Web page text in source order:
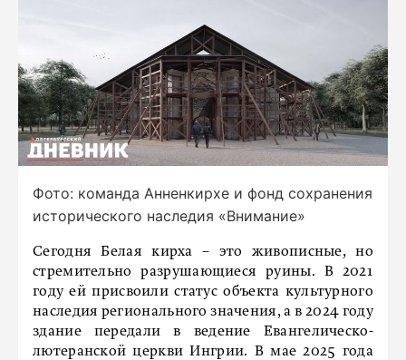
Фото: команда Анненкирхе и фонд сохранения
исторического наследия «Внимание»
Сегодня Белая кирха – это живописные, но
стремительно разрушающиеся руины. В 2021
году ей присвоили статус объекта культурного
наследия регионального значения, а в 2024 году
здание передали в ведение Евангелическо-
лютеранской церкви Ингрии. В мае 2025 года